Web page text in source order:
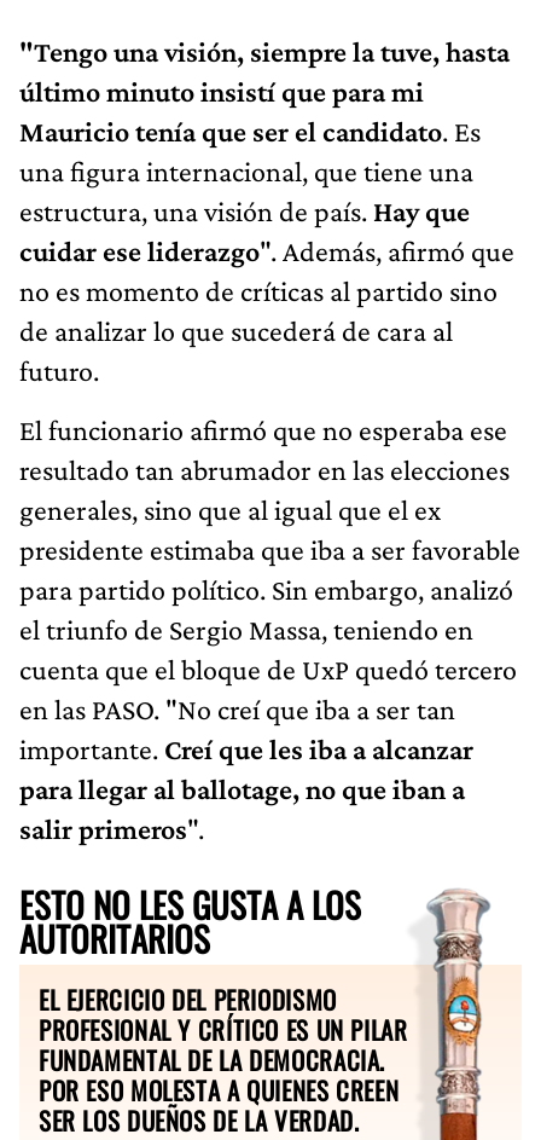
"Tengo una visión, siempre la tuve, hasta
último minuto insistí que para mi
Mauricio tenía que ser el candidato. Es
una figura internacional, que tiene una
estructura, una visión de país. Hay que
cuidar ese liderazgo". Además, afirmó que
no es momento de críticas al partido sino
de analizar lo que sucederá de cara al
futuro.
El funcionario afirmó que no esperaba ese
resultado tan abrumador en las elecciones
generales, sino que al igual que el ex
presidente estimaba que iba a ser favorable
para partido político. Sin embargo, analizó
el triunfo de Sergio Massa, teniendo en
cuenta que el bloque de UxP quedó tercero
en las PASO. "No creí que iba a ser tan
importante. Creí que les iba a alcanzar
para llegar al ballotage, no que iban a
salir primeros".
ESTO NO LES GUSTA A LOS
AUTORITARIOS
EL EJERCICIO DEL PERIODISMO
PROFESIONAL Y CRÍTICO ES UN PILAR
FUNDAMENTAL DE LA DEMOCRACIA.
POR ESO MOLESTA A QUIENES CREEN
SER LOS DUEÑOS DE LA VERDAD.